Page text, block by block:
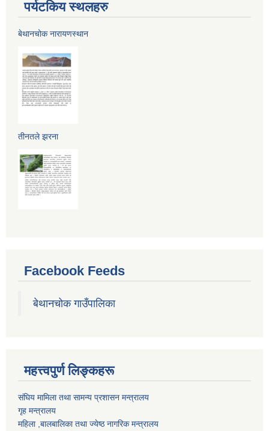
पर्यटकिय स्थलहरु
बेथानचोक नारायणस्थान
तीनतले झरना
Facebook Feeds
बेथानचोक गाउँपालिका
महत्त्वपुर्ण लिङ्कहरू
संघिय मामिला तथा सामन्य प्रशासन मन्त्रालय
गृह मन्त्रालय
महिला ,बालबालिका तथा ज्येष्ठ नागरिक मन्त्रालय